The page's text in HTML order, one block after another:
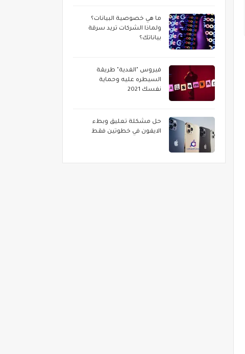
ما هي خصوصية البيانات؟
ولماذا الشركات تريد سرقة
بياناتك؟
فيروس "الفدية" طريقة
السيطره عليه وحماية
نفسك 2021
حل مشكلة تعليق وبطء
الايفون في خطوتين فقط